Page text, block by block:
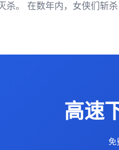
杀。 在数年内，女侠们斩
高速
免